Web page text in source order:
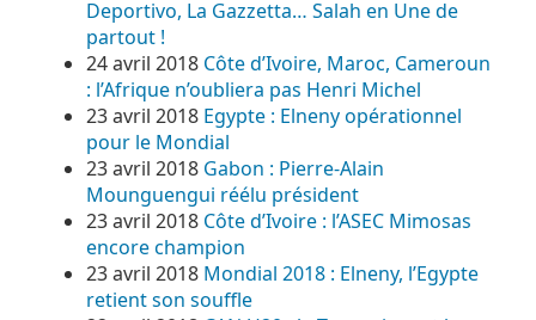
Deportivo, La Gazzetta… Salah en Une de
partout !
24 avril 2018 Côte d’Ivoire, Maroc, Cameroun
: l’Afrique n’oubliera pas Henri Michel
23 avril 2018 Egypte : Elneny opérationnel
pour le Mondial
23 avril 2018 Gabon : Pierre-Alain
Mounguengui réélu président
23 avril 2018 Côte d’Ivoire : l’ASEC Mimosas
encore champion
23 avril 2018 Mondial 2018 : Elneny, l’Egypte
retient son souffle